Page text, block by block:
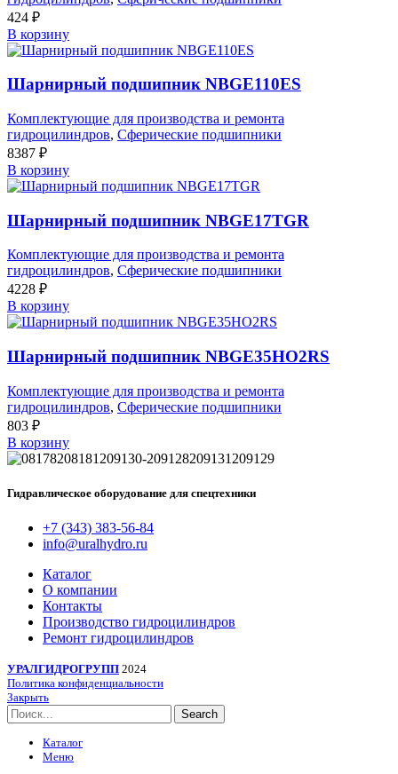
424 ₽
В корзину
Шарнирный подшипник NBGE110ES
Комплектующие для производства и ремонта
гидроцилиндров, Сферические подшипники
8387 ₽
В корзину
Шарнирный подшипник NBGE17TGR
Комплектующие для производства и ремонта
гидроцилиндров, Сферические подшипники
4228 ₽
В корзину
Шарнирный подшипник NBGE35HO2RS
Комплектующие для производства и ремонта
гидроцилиндров, Сферические подшипники
803 ₽
В корзину
Гидравлическое оборудование для спецтехники
+7 (343) 383-56-84
info@uralhydro.ru
Каталог
О компании
Контакты
Производство гидроцилиндров
Ремонт гидроцилиндров
УРАЛГИДРОГРУПП 2024
Политика конфиденциальности
Закрыть
Search
Каталог
Меню